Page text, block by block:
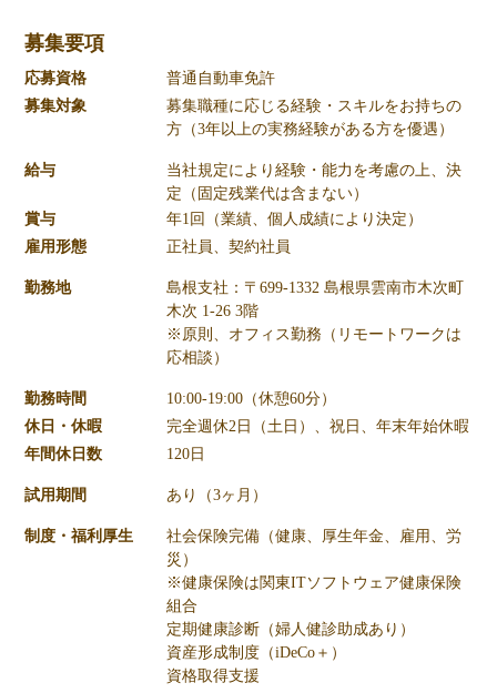
募集要項
応募資格
普通自動車免許
募集対象
募集職種に応じる経験・スキルをお持ちの
方（3年以上の実務経験がある方を優遇）
給与
当社規定により経験・能力を考慮の上、決
定（固定残業代は含まない）
賞与
年1回（業績、個人成績により決定）
雇用形態
正社員、契約社員
勤務地
島根支社：〒699-1332 島根県雲南市木次町
木次 1-26 3階
※原則、オフィス勤務（リモートワークは
応相談）
勤務時間
10:00-19:00（休憩60分）
休日・休暇
完全週休2日（土日）、祝日、年末年始休暇
年間休日数
120日
試用期間 あり（3ヶ月）
制度・福利厚生
社会保険完備（健康、厚生年金、雇用、労
災）
※健康保険は関東ITソフトウェア健康保険
組合
定期健康診断（婦人健診助成あり）
資産形成制度（iDeCo＋）
資格取得支援